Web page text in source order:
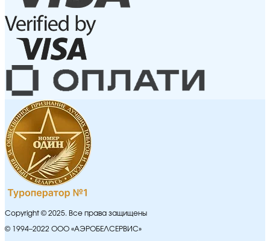
Copyright © 2025. Все права защищены
© 1994–2022 ООО «АЭРОБЕЛСЕРВИС»